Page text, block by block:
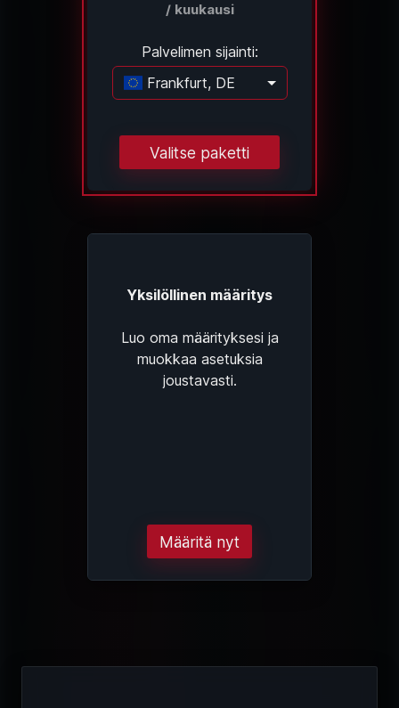
/ kuukausi
Palvelimen sijainti:
Frankfurt, DE
Ladataan...
Valitse paketti
Yksilöllinen määritys
Luo oma määrityksesi ja
muokkaa asetuksia
joustavasti.
Määritä nyt